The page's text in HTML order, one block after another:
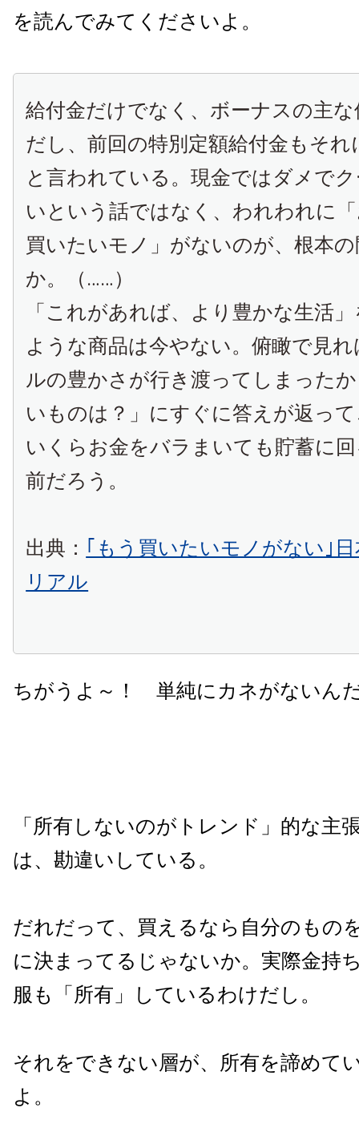
を読んでみてくださいよ。
給付金だけでなく、ボーナスの主
だし、前回の特別定額給付金もそ
と言われている。現金ではダメで
いという話ではなく、われわれに
買いたいモノ」がないのが、根本
か。（……）
「これがあれば、より豊かな生活
ような商品は今やない。俯瞰で見
ルの豊かさが行き渡ってしまった
いものは？」にすぐに答えが返っ
いくらお金をバラまいても貯蓄に
前だろう。
出典： ｢もう買いたいモノがない｣
リアル
ちがうよ～！ 単純にカネがないん
「所有しないのがトレンド」的な主
は、勘違いしている。
だれだって、買えるなら自分のもの
に決まってるじゃないか。実際金持
服も「所有」しているわけだし。
それをできない層が、所有を諦めて
よ。